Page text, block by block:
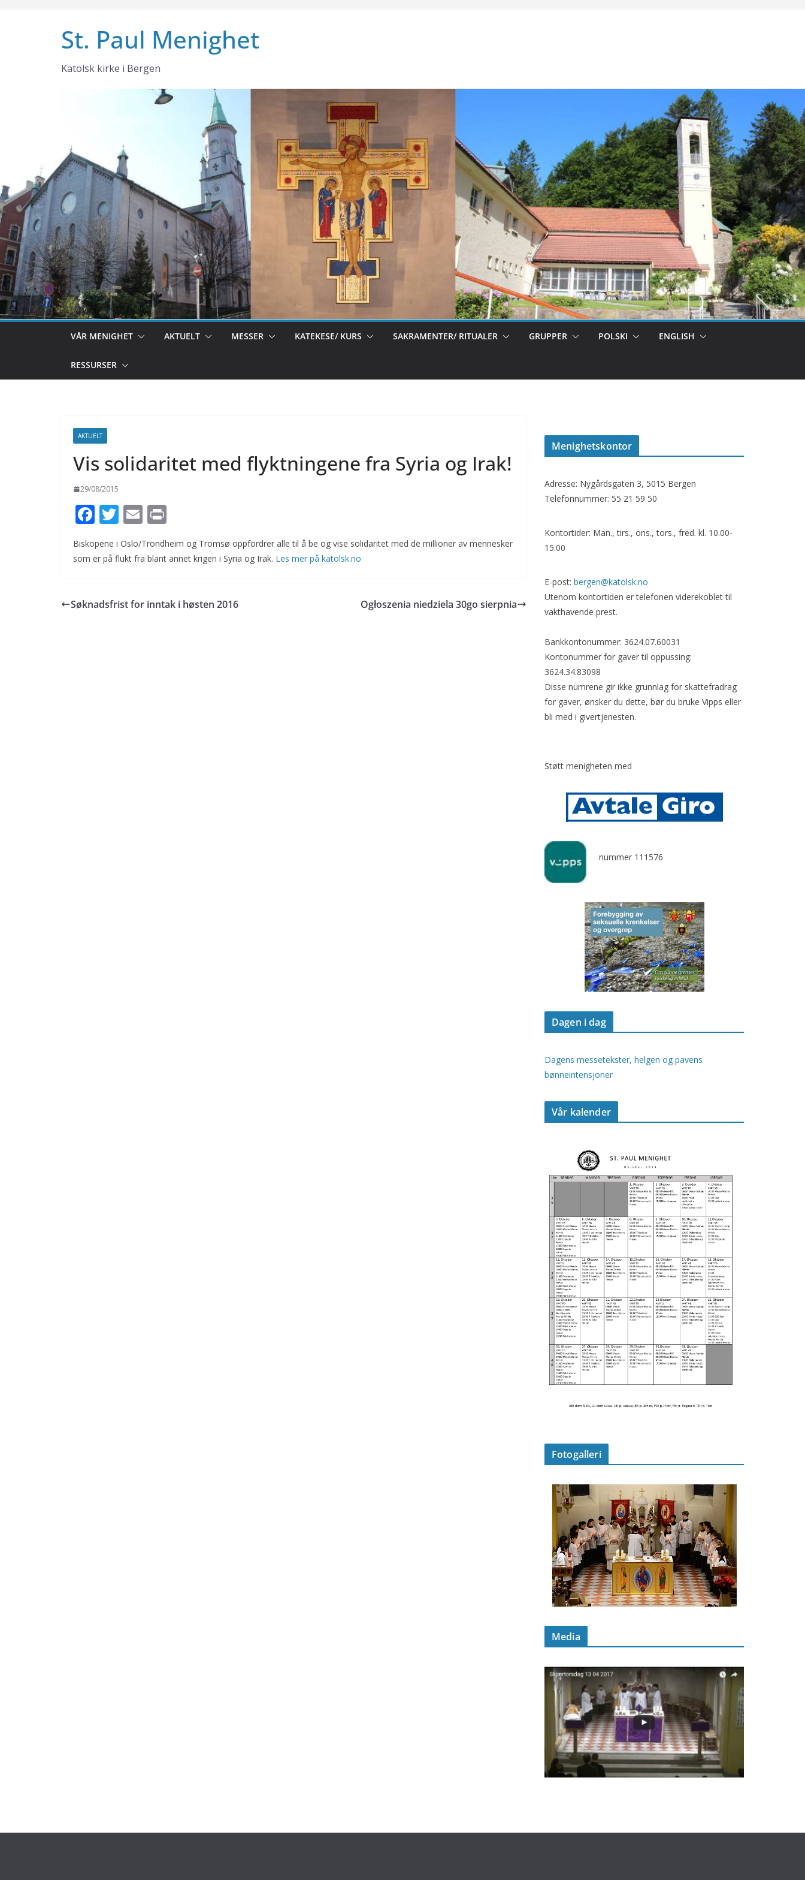
St. Paul Menighet
Katolsk kirke i Bergen
VÅR MENIGHET AKTUELT MESSER KATEKESE/ KURS SAKRAMENTER/ RITUALER GRUPPER POLSKI ENGLISH
RESSURSER
AKTUELT
Vis solidaritet med flyktningene fra Syria og Irak!
29/08/2015
F
e
b
o
T
w
itt
E
ai t
Biskopene i Oslo/Trondheim og Tromsø oppfordrer alle til å be og vise solidaritet med de millioner av mennesker
som er på flukt fra blant annet krigen i Syria og Irak. Les mer på katolsk.no
Søknadsfrist for inntak i høsten 2016 Ogłoszenia niedziela 30go sierpnia
Menighetskontor
Adresse: Nygårdsgaten 3, 5015 Bergen
Telefonnummer: 55 21 59 50
Kontortider: Man., tirs., ons., tors., fred. kl. 10.00-
15.00
E-post: bergen@katolsk.no
Utenom kontortiden er telefonen viderekoblet til
vakthavende prest.
Bankkontonummer: 3624.07.60031
Kontonummer for gaver til oppussing:
3624.34.83098
Disse numrene gir ikke grunnlag for skattefradrag
for gaver, ønsker du dette, bør du bruke Vipps eller
bli med i givertjenesten.
Støtt menigheten med
nummer 111576
Dagen i dag
Dagens messetekster, helgen og pavens
bønneintensjoner
Vår kalender
Fotogalleri
Media